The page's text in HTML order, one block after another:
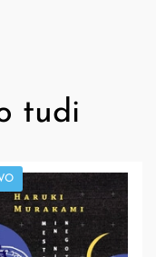
tudi